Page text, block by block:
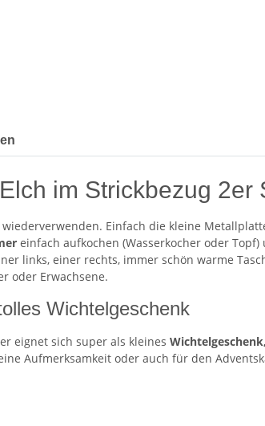
im Strickbezug 2er
Einfach die kleine
einfach aufkochen (Wasserkocher oder
links, einer rechts, immer schön warme
oder Erwachsene.
Wichtelgeschenk
eignet sich super als kleines Wichtelgeschenk,
Aufmerksamkeit oder auch für den